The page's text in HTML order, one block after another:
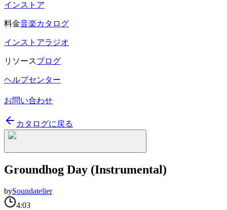
インストア
料金音楽カタログ
インストアラジオ
リソースブログ
ヘルプセンター
お問い合わせ
カタログに戻る
Groundhog Day (Instrumental)
bySoundatelier
4:03